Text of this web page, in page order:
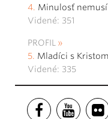
Minulosť
Videné: 351
PROFIL
Mladíci s
Videné: 335